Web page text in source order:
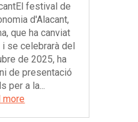
festival de
d'Alacant,
que ha canviat
se celebrarà del
de 2025, ha
de presentació
per a la...
more